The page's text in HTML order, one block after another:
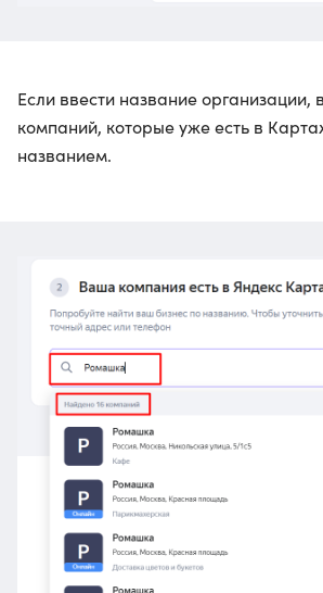
Если ввести название организации,
компаний, которые уже есть в
названием.